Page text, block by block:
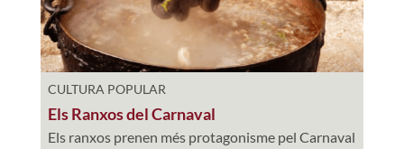
CULTURA POPULAR
Els Ranxos del Carnaval
Els ranxos prenen més protagonisme pel Carnaval